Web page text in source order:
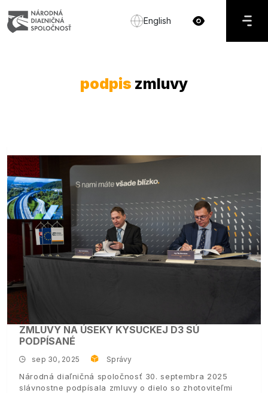
English
podpis zmluvy
ZMLUVY NA ÚSEKY KYSUCKEJ D3 SÚ
PODPÍSANÉ
sep 30, 2025 Správy
Národná diaľničná spoločnosť 30. septembra 2025
slávnostne podpísala zmluvy o dielo so zhotoviteľmi